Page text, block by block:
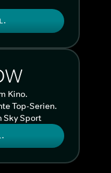
Kino.
Top-Serien.
Sky Sport